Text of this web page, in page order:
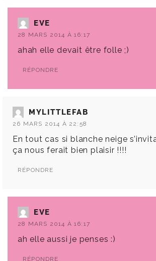
EVE
28 MARS 2014 À 16:17
ahah elle devait être folle ;)
RÉPONDRE
MYLITTLEFAB
26 MARS 2014 À 22:58
En tout cas si blanche neige
ça nous ferait bien plaisir !!!!
RÉPONDRE
EVE
28 MARS 2014 À 16:17
ah elle aussi je penses :)
RÉPONDRE